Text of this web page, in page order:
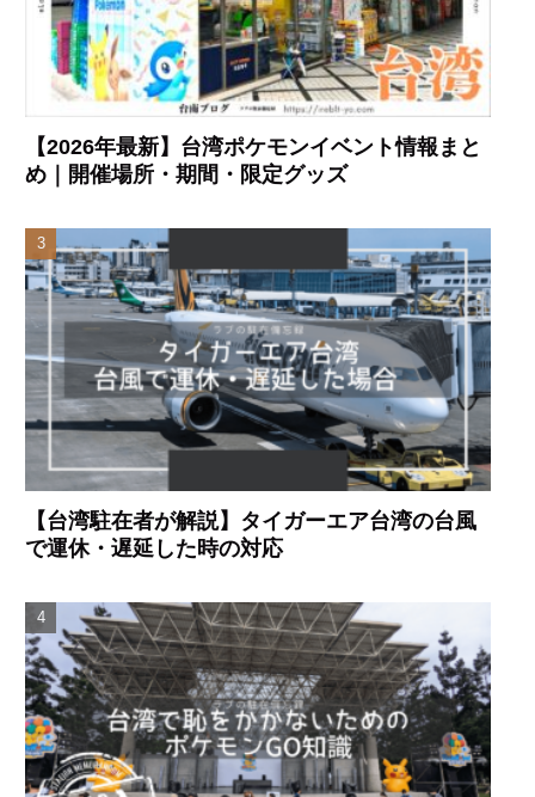
【2026年最新】台湾ポケモンイベント情報まと
め｜開催場所・期間・限定グッズ
【台湾駐在者が解説】タイガーエア台湾の台風
で運休・遅延した時の対応